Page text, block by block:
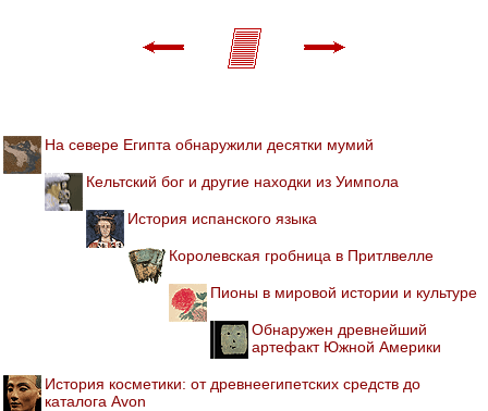
На севере Египта обнаружили десятки мумий
Кельтский бог и другие находки из Уимпола
История испанского языка
Королевская гробница в Притлвелле
Пионы в мировой истории и культуре
Обнаружен древнейший
артефакт Южной Америки
История косметики: от древнеегипетских средств до
каталога Avon